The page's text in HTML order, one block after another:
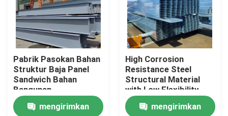
Tur Pabrik
Kontrol Kualitas
Hubungi Kami
Berita
Pabrik Pasokan Bahan
Struktur Baja Panel
Sandwich Bahan
Bangunan
mengirimkan
High Corrosion
Resistance Steel
Structural Material
with Low Flexibility
and High Fire
Resistancemengirimkan